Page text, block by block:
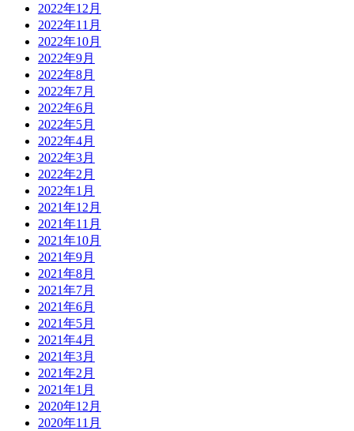
2022年12月
2022年11月
2022年10月
2022年9月
2022年8月
2022年7月
2022年6月
2022年5月
2022年4月
2022年3月
2022年2月
2022年1月
2021年12月
2021年11月
2021年10月
2021年9月
2021年8月
2021年7月
2021年6月
2021年5月
2021年4月
2021年3月
2021年2月
2021年1月
2020年12月
2020年11月